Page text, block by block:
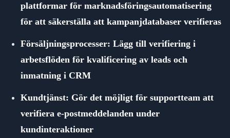
plattformar för marknadsföringsautomatisering
för att säkerställa att kampanjdatabaser verifieras
Försäljningsprocesser: Lägg till verifiering i
arbetsflöden för kvalificering av leads och
inmatning i CRM
Kundtjänst: Gör det möjligt för supportteam att
verifiera e-postmeddelanden under
kundinteraktioner